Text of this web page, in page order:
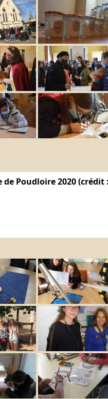
de Poudloire 2020 (crédit